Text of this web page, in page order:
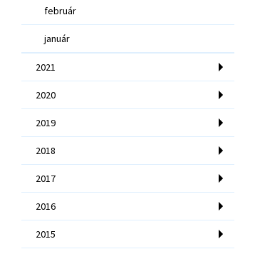
február
január
2021
2020
2019
2018
2017
2016
2015